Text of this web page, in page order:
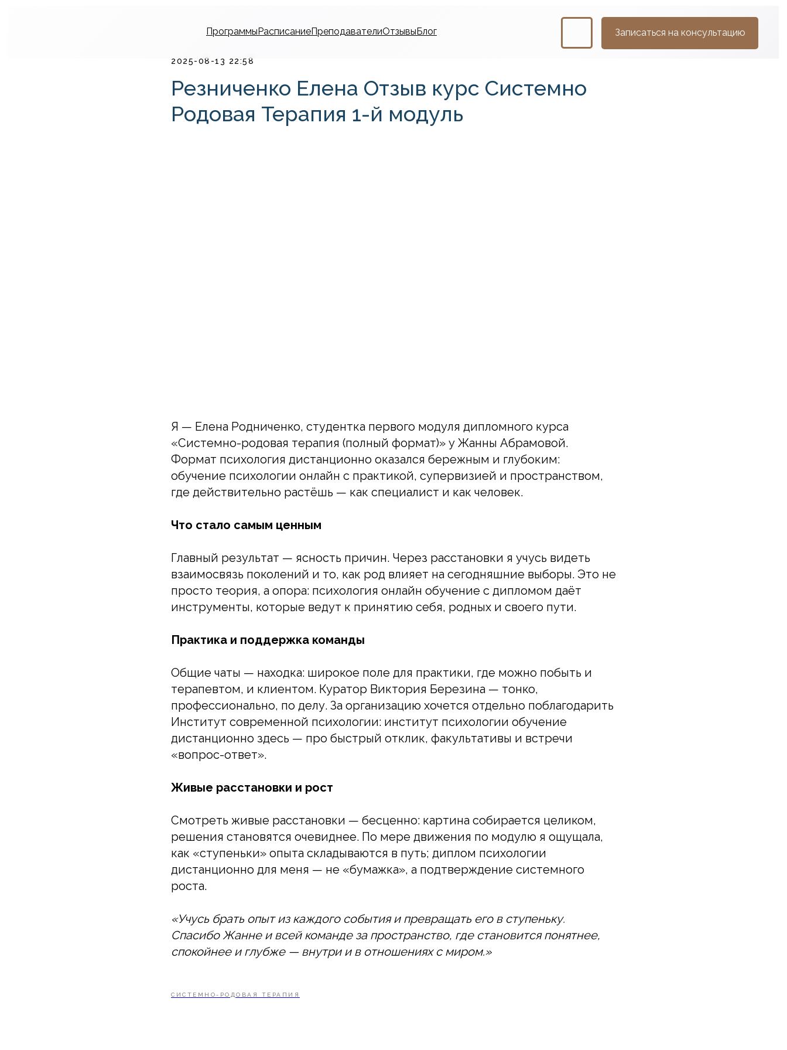
ПрограммыРасписаниеПреподавателиОтзывыБлог Записаться на консультацию
2025-08-13 22:58
Резниченко Елена Отзыв курс Системно
Родовая Терапия 1-й модуль
Я — Елена Родниченко, студентка первого модуля дипломного курса
«Системно-родовая терапия (полный формат)» у Жанны Абрамовой.
Формат психология дистанционно оказался бережным и глубоким:
обучение психологии онлайн с практикой, супервизией и пространством,
где действительно растёшь — как специалист и как человек.
Что стало самым ценным
Главный результат — ясность причин. Через расстановки я учусь видеть
взаимосвязь поколений и то, как род влияет на сегодняшние выборы. Это не
просто теория, а опора: психология онлайн обучение с дипломом даёт
инструменты, которые ведут к принятию себя, родных и своего пути.
Практика и поддержка команды
Общие чаты — находка: широкое поле для практики, где можно побыть и
терапевтом, и клиентом. Куратор Виктория Березина — тонко,
профессионально, по делу. За организацию хочется отдельно поблагодарить
Институт современной психологии: институт психологии обучение
дистанционно здесь — про быстрый отклик, факультативы и встречи
«вопрос-ответ».
Живые расстановки и рост
Смотреть живые расстановки — бесценно: картина собирается целиком,
решения становятся очевиднее. По мере движения по модулю я ощущала,
как «ступеньки» опыта складываются в путь; диплом психологии
дистанционно для меня — не «бумажка», а подтверждение системного
роста.
«Учусь брать опыт из каждого события и превращать его в ступеньку.
Спасибо Жанне и всей команде за пространство, где становится понятнее,
спокойнее и глубже — внутри и в отношениях с миром.»
СИСТЕМНО-РОДОВАЯ ТЕРАПИЯ